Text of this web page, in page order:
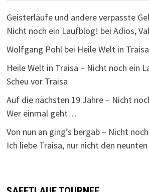
Geisterläufe und andere verpasste
Nicht noch ein Laufblog! bei Adios,
Wolfgang Pohlbei Heile Welt in Traisa
Heile Welt in Traisa – Nicht noch ein
Scheu vor Traisa
Auf die nächsten 19 Jahre – Nicht
Wer einmal geht…
Von nun an ging’s bergab – Nicht
Ich liebe Traisa, nur nicht den